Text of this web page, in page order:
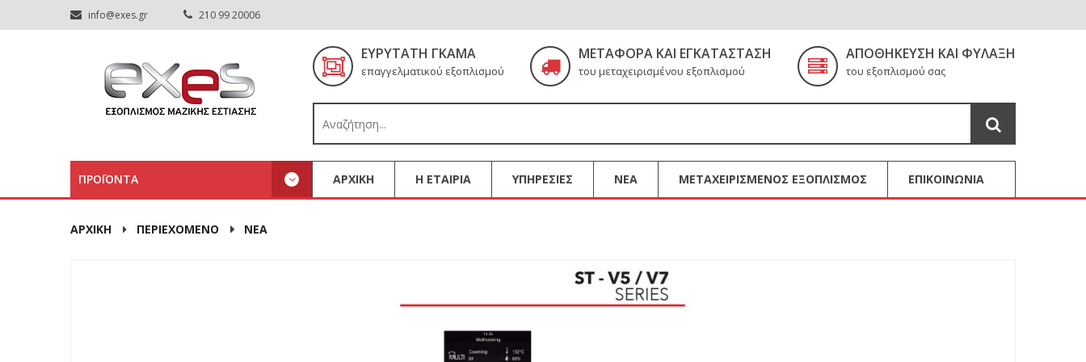
info@exes.gr 210 99 20006
ΕΥΡΎΤΑΤΗ ΓΚΆΜΑ
επαγγελματικού εξοπλισμού
ΜΕΤΑΦΟΡΆ ΚΑΙ ΕΓΚΑΤΆΣΤΑΣΗ
του μεταχειρισμένου εξοπλισμού
ΑΠΟΘΉΚΕΥΣΗ ΚΑΙ ΦΎΛΑΞΗ
του εξοπλισμού σας
ΠΡΟΪΟΝΤΑ ΑΡΧΙΚΗ Η ΕΤΑΙΡΙΑ ΥΠΗΡΕΣΙΕΣ ΝΕΑ ΜΕΤΑΧΕΙΡΙΣΜΕΝΟΣ ΕΞΟΠΛΙΣΜΟΣ ΕΠΙΚΟΙΝΩΝΙΑ
ΑΡΧΙΚΉ ΠΕΡΙΕΧΟΜΕΝΟ ΝΕΑ